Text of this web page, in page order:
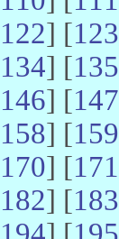
122] [123
134] [135
146] [147
158] [159
170] [171
182] [183